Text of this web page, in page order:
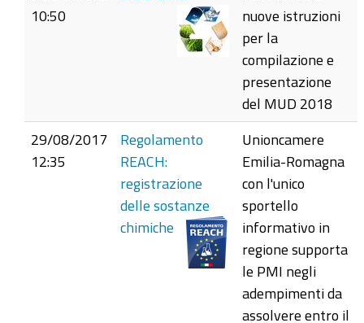
10:50
nuove istruzioni
per la
compilazione e
presentazione
del MUD 2018
29/08/2017
12:35
Regolamento
REACH:
registrazione
delle sostanze
chimiche
Unioncamere
Emilia-Romagna
con l'unico
sportello
informativo in
regione supporta
le PMI negli
adempimenti da
assolvere entro il